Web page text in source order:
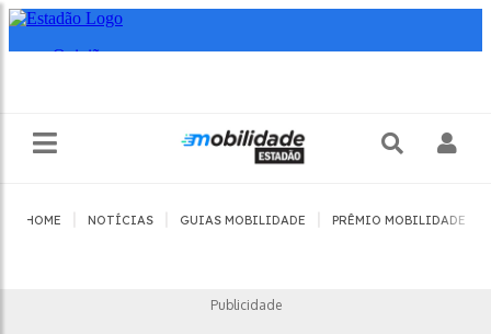
HOME NOTÍCIAS GUIAS MOBILIDADE PRÊMIO MOBILIDADE
Publicidade